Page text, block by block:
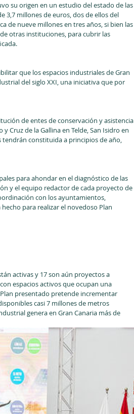
su origen en un estudio del estado de las
3,7 millones de euros, dos de ellos del
de nueve millones en tres años, si bien las
otras instituciones, para cubrir las
que los espacios industriales de Gran
del siglo XXI, una iniciativa que por
de entes de conservación y asistencia
Cruz de la Gallina en Telde, San Isidro en
tendrán constituida a principios de año,
para ahondar en el diagnóstico de las
y el equipo redactor de cada proyecto de
con los ayuntamientos,
para realizar el novedoso Plan
activas y 17 son aún proyectos a
espacios activos que ocupan una
presentado pretende incrementar
casi 7 millones de metros
genera en Gran Canaria más de